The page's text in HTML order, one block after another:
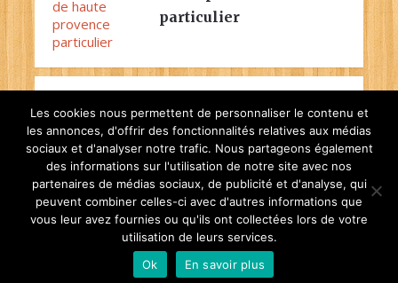
particulier
personnes
location chalet ski le
relais
Les cookies nous permettent de personnaliser le contenu et
les annonces, d'offrir des fonctionnalités relatives aux médias
sociaux et d'analyser notre trafic. Nous partageons également
des informations sur l'utilisation de notre site avec nos
partenaires de médias sociaux, de publicité et d'analyse, qui
peuvent combiner celles-ci avec d'autres informations que
vous leur avez fournies ou qu'ils ont collectées lors de votre
utilisation de leurs services.
Ok
En savoir plus